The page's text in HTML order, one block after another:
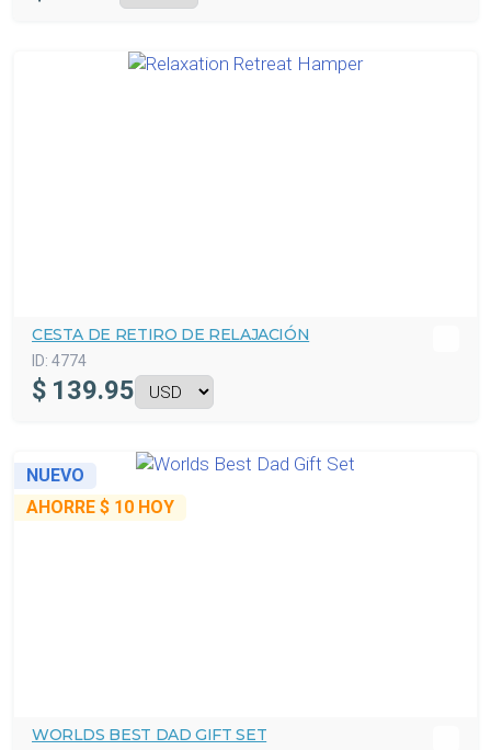
CESTA DE RETIRO DE RELAJACIÓN
ID: 4774
$ 139.95
NUEVO
AHORRE $ 10 HOY
WORLDS BEST DAD GIFT SET